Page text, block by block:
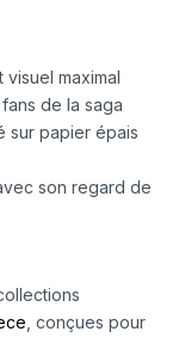
visuel maximal
de la saga
sur papier épais
son regard de
, conçues pour